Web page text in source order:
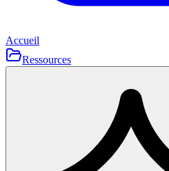
Accueil
Ressources